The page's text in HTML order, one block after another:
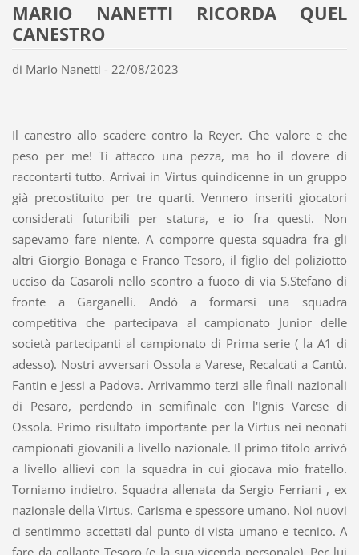
MARIO NANETTI RICORDA QUEL
CANESTRO
di Mario Nanetti - 22/08/2023
Il canestro allo scadere contro la Reyer. Che valore e che
peso per me! Ti attacco una pezza, ma ho il dovere di
raccontarti tutto. Arrivai in Virtus quindicenne in un gruppo
già precostituito per tre quarti. Vennero inseriti giocatori
considerati futuribili per statura, e io fra questi. Non
sapevamo fare niente. A comporre questa squadra fra gli
altri Giorgio Bonaga e Franco Tesoro, il figlio del poliziotto
ucciso da Casaroli nello scontro a fuoco di via S.Stefano di
fronte a Garganelli. Andò a formarsi una squadra
competitiva che partecipava al campionato Junior delle
società partecipanti al campionato di Prima serie ( la A1 di
adesso). Nostri avversari Ossola a Varese, Recalcati a Cantù.
Fantin e Jessi a Padova. Arrivammo terzi alle finali nazionali
di Pesaro, perdendo in semifinale con l'Ignis Varese di
Ossola. Primo risultato importante per la Virtus nei neonati
campionati giovanili a livello nazionale. Il primo titolo arrivò
a livello allievi con la squadra in cui giocava mio fratello.
Torniamo indietro. Squadra allenata da Sergio Ferriani , ex
nazionale della Virtus. Carisma e spessore umano. Noi nuovi
ci sentimmo accettati dal punto di vista umano e tecnico. A